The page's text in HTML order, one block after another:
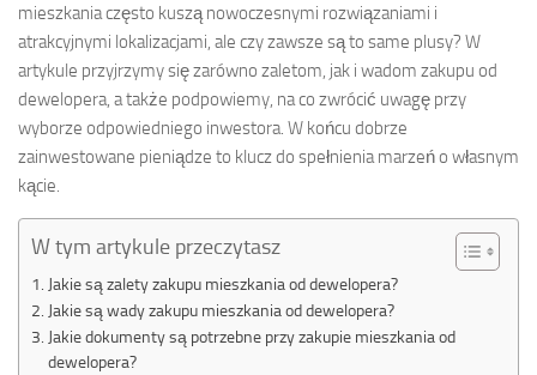
mieszkania często kuszą nowoczesnymi rozwiązaniami i
atrakcyjnymi lokalizacjami, ale czy zawsze są to same plusy? W
artykule przyjrzymy się zarówno zaletom, jak i wadom zakupu od
dewelopera, a także podpowiemy, na co zwrócić uwagę przy
wyborze odpowiedniego inwestora. W końcu dobrze
zainwestowane pieniądze to klucz do spełnienia marzeń o własnym
kącie.
W tym artykule przeczytasz
Jakie są zalety zakupu mieszkania od dewelopera?
Jakie są wady zakupu mieszkania od dewelopera?
Jakie dokumenty są potrzebne przy zakupie mieszkania od
dewelopera?